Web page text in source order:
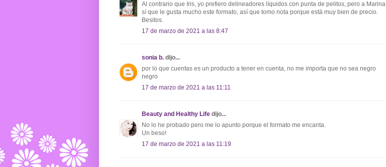
Al contrario que Iris, yo prefiero delineadores líquidos con punta de pelitos, pero a Marina
sí que le gusta mucho este formato, así que tomo nota porque está muy bien de precio.
Besitos.
17 de marzo de 2021 a las 8:47
sonia b. dijo...
por lo que cuentas es un producto a tener en cuenta, no me importa que no sea negro
negro
17 de marzo de 2021 a las 11:11
Beauty and Healthy Life dijo...
No lo he probado pero me lo apunto porque el formato me encanta.
Un beso!
17 de marzo de 2021 a las 11:19